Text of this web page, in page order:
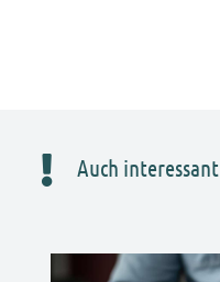
Auch interessant